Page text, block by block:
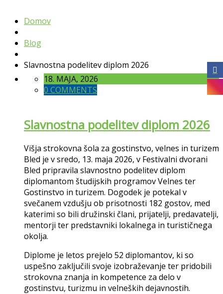
Domov
Blog
Slavnostna podelitev diplom 2026
18. MAJA, 2026
0 COMMENTS
Slavnostna podelitev diplom 2026
Višja strokovna šola za gostinstvo, velnes in turizem
Bled je v sredo, 13. maja 2026, v Festivalni dvorani
Bled pripravila slavnostno podelitev diplom
diplomantom študijskih programov Velnes ter
Gostinstvo in turizem. Dogodek je potekal v
svečanem vzdušju ob prisotnosti 182 gostov, med
katerimi so bili družinski člani, prijatelji, predavatelji,
mentorji ter predstavniki lokalnega in turističnega
okolja.
Diplome je letos prejelo 52 diplomantov, ki so
uspešno zaključili svoje izobraževanje ter pridobili
strokovna znanja in kompetence za delo v
gostinstvu, turizmu in velneških dejavnostih.